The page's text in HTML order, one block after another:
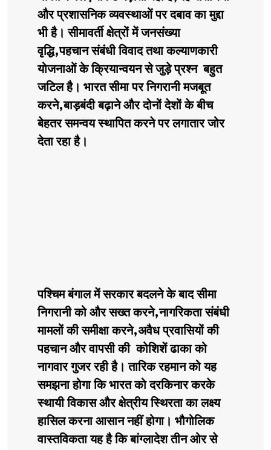
और प्रशासनिक व्यवस्थाओं पर दबाव का मुद्दा
भी है। सीमावर्ती क्षेत्रों में जनसंख्या
वृद्धि,पहचान संबंधी विवाद तथा कल्याणकारी
योजनाओं के क्रियान्वयन से जुड़े प्रश्न बहुत
जटिल है। भारत सीमा पर निगरानी मजबूत
करने,बाड़बंदी बढ़ाने और दोनों देशों के बीच
बेहतर समन्वय स्थापित करने पर लगातार जोर
देता रहा है।
पश्चिम बंगाल में सरकार बदलने के बाद सीमा
निगरानी को और सख्त करने,नागरिकता संबंधी
मामलों की समीक्षा करने,अवैध प्रवासियों की
पहचान और वापसी की कोशिशें ढाका को
नागवार गुजर रही है। तारिक रहमान को यह
समझना होगा कि भारत को दरकिनार करके
स्थायी विकास और क्षेत्रीय स्थिरता का लक्ष्य
हासिल करना आसान नहीं होगा। भौगोलिक
वास्तविकता यह है कि बांग्लादेश तीन ओर से